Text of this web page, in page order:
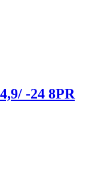
-24 8PR